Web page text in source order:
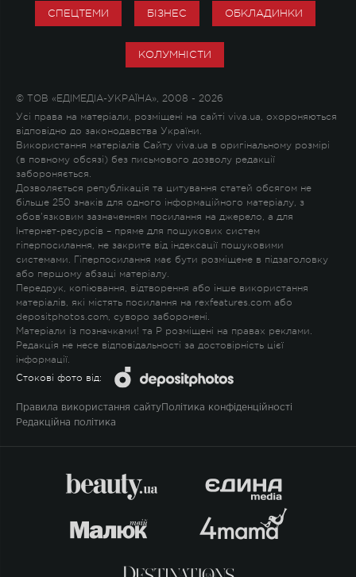
СПЕЦТЕМИ БІЗНЕС ОБКЛАДИНКИ
КОЛУМНІСТИ
© ТОВ «ЕДІМЕДІА-УКРАЇНА», 2008 - 2026
Усі права на матеріали, розміщені на сайті viva.ua, охороняються
відповідно до законодавства України.
Використання матеріалів Сайту viva.ua в оригінальному розмірі
(в повному обсязі) без письмового дозволу редакції
забороняється.
Дозволяється републікація та цитування статей обсягом не
більше 250 знаків для одного інформаційного матеріалу, з
обов'язковим зазначенням посилання на джерело, а для
Інтернет-ресурсів – пряме для пошукових систем
гіперпосилання, не закрите від індексації пошуковими
системами. Гіперпосилання має бути розміщене в підзаголовку
або першому абзаці матеріалу.
Передрук, копіювання, відтворення або інше використання
матеріалів, які містять посилання на rexfeatures.com або
depositphotos.com, суворо заборонені.
Матеріали із позначками! та P розміщені на правах реклами.
Редакція не несе відповідальності за достовірність цієї
інформації.
Стокові фото від:
Правила використання сайту Політика конфіденційності
Редакційна політика